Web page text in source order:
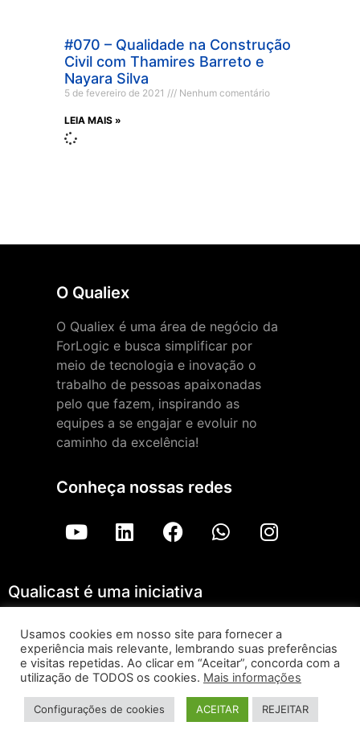
#070 – Qualidade na Construção
Civil com Thamires Barreto e
Nayara Silva
5 de fevereiro de 2021 Nenhum comentário
LEIA MAIS »
O Qualiex
O Qualiex é uma área de negócio da
ForLogic e busca simplificar por
meio de tecnologia e inovação o
trabalho de pessoas apaixonadas
pelo que fazem, inspirando as
equipes a se engajar e evoluir no
caminho da excelência!
Conheça nossas redes
Qualicast é uma iniciativa
Qualicast – ForLogic | Aviso de Privacidade
Todos os direitos reservados © 2026
Usamos cookies em nosso site para fornecer a
experiência mais relevante, lembrando suas preferências
e visitas repetidas. Ao clicar em “Aceitar”, concorda com a
utilização de TODOS os cookies. Mais informações
Configurações de cookies ACEITAR REJEITAR